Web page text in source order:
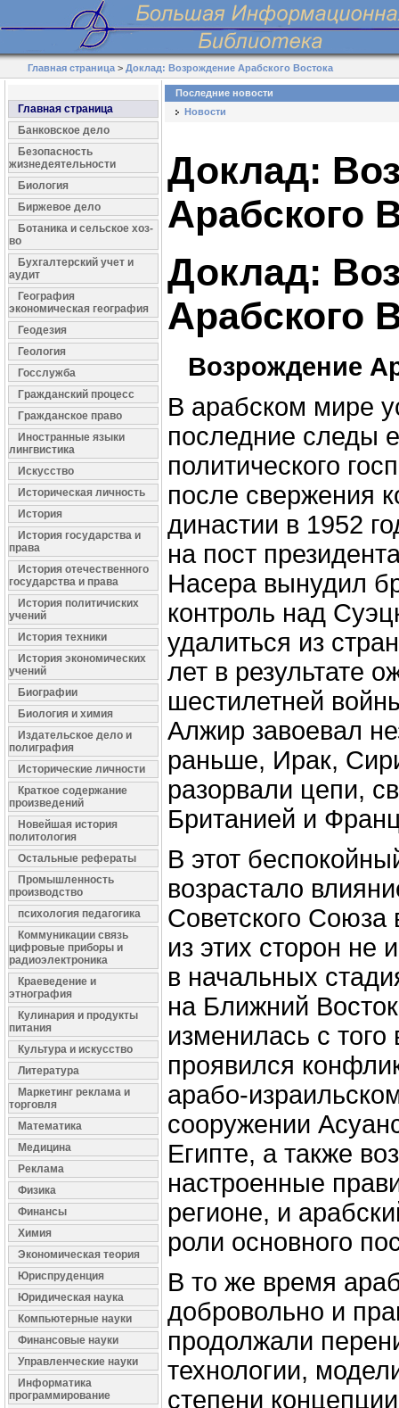
Главная страница >Доклад: Возрождение Арабского Востока
Главная страница
Банковское дело
Безопасность
жизнедеятельности
Биология
Биржевое дело
Ботаника и сельское хоз-
во
Бухгалтерский учет и
аудит
География
экономическая география
Геодезия
Геология
Госслужба
Гражданский процесс
Гражданское право
Иностранные языки
лингвистика
Искусство
Историческая личность
История
История государства и
права
История отечественного
государства и права
История политичиских
учений
История техники
История экономических
учений
Биографии
Биология и химия
Издательское дело и
полиграфия
Исторические личности
Краткое содержание
произведений
Новейшая история
политология
Остальные рефераты
Промышленность
производство
психология педагогика
Коммуникации связь
цифровые приборы и
радиоэлектроника
Краеведение и
этнография
Кулинария и продукты
питания
Культура и искусство
Литература
Маркетинг реклама и
торговля
Математика
Медицина
Реклама
Физика
Финансы
Химия
Экономическая теория
Юриспруденция
Юридическая наука
Компьютерные науки
Финансовые науки
Управленческие науки
Информатика
программирование
Последние новости
Новости
Доклад:
Арабского
Доклад:
Арабского
Возрождение
В арабском мире
последние следы
политического
после свержения
династии в 1952
на пост
Насера вынудил
контроль над
удалиться из
лет в результате
шестилетней
Алжир завоевал
раньше, Ирак,
разорвали цепи,
Британией и
В этот
возрастало
Советского Союза
из этих сторон не
в начальных
на Ближний
изменилась с того
проявился
арабо-
сооружении
Египте, а также
настроенные
регионе, и
роли основного
В то же время
добровольно и
продолжали
технологии,
степени